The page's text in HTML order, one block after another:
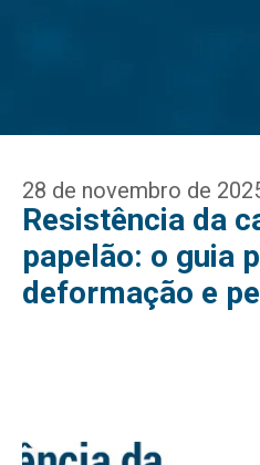
28 de novembro de
Resistência da
papelão: o guia
deformação e